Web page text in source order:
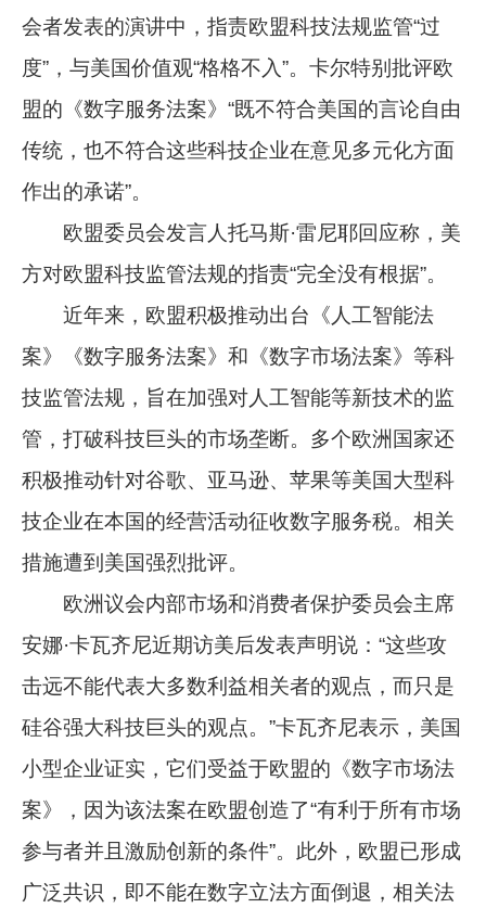
会者发表的演讲中，指责欧盟科技法规监管“过
度”，与美国价值观“格格不入”。卡尔特别批评欧
盟的《数字服务法案》“既不符合美国的言论自由
传统，也不符合这些科技企业在意见多元化方面
作出的承诺”。
欧盟委员会发言人托马斯·雷尼耶回应称，美
方对欧盟科技监管法规的指责“完全没有根据”。
近年来，欧盟积极推动出台《人工智能法
案》《数字服务法案》和《数字市场法案》等科
技监管法规，旨在加强对人工智能等新技术的监
管，打破科技巨头的市场垄断。多个欧洲国家还
积极推动针对谷歌、亚马逊、苹果等美国大型科
技企业在本国的经营活动征收数字服务税。相关
措施遭到美国强烈批评。
欧洲议会内部市场和消费者保护委员会主席
安娜·卡瓦齐尼近期访美后发表声明说：“这些攻
击远不能代表大多数利益相关者的观点，而只是
硅谷强大科技巨头的观点。”卡瓦齐尼表示，美国
小型企业证实，它们受益于欧盟的《数字市场法
案》，因为该法案在欧盟创造了“有利于所有市场
参与者并且激励创新的条件”。此外，欧盟已形成
广泛共识，即不能在数字立法方面倒退，相关法